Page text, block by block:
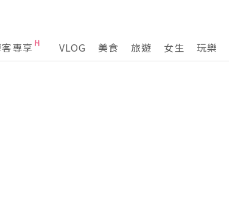
專享 VLOG 美食 旅遊 女生 玩樂